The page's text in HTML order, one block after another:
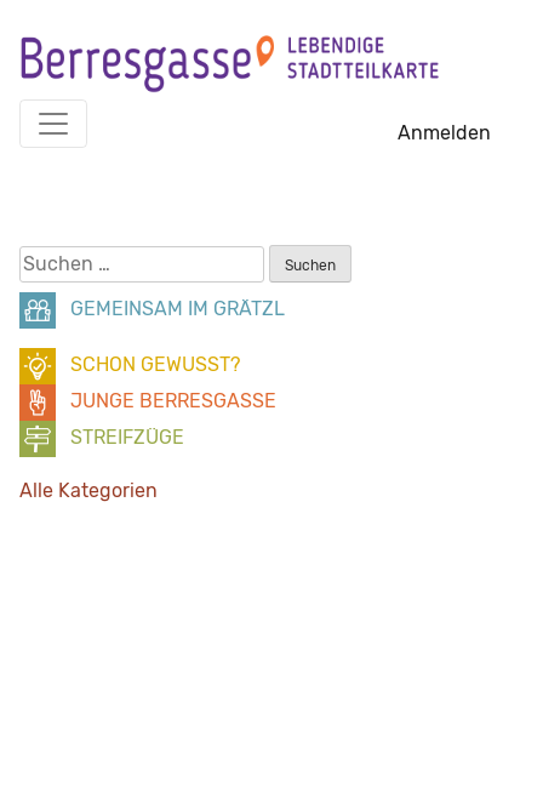
content
Anmelden
Suchen
nach:
GEMEINSAM IM GRÄTZL
SCHON GEWUSST?
JUNGE BERRESGASSE
STREIFZÜGE
Alle Kategorien